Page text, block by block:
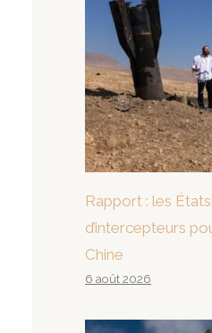
Rapport : les
d’intercepteurs
Chine
6 août 2026